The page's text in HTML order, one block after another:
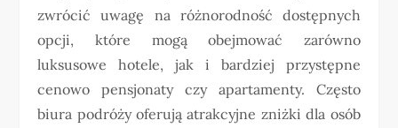
zwrócić uwagę na różnorodność dostępnych
opcji, które mogą obejmować zarówno
luksusowe hotele, jak i bardziej przystępne
cenowo pensjonaty czy apartamenty. Często
biura podróży oferują atrakcyjne zniżki dla osób